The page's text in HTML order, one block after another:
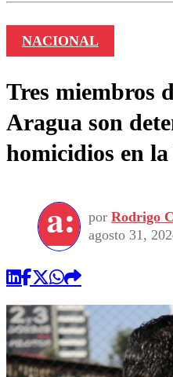
NACIONAL
Tres miembros
Aragua son
homicidios en
por Rodrigo
agosto 31,